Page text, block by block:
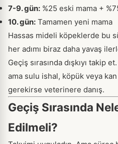
7-9. gün: %25 eski mama +
10. gün: Tamamen yeni mama
Hassas mideli köpeklerde bu
her adımı biraz daha yavaş
Geçiş sırasında dışkıyı takip
ama sulu ishal, köpük veya
gerekirse veterinere danış.
Geçiş Sırasında
Edilmeli?